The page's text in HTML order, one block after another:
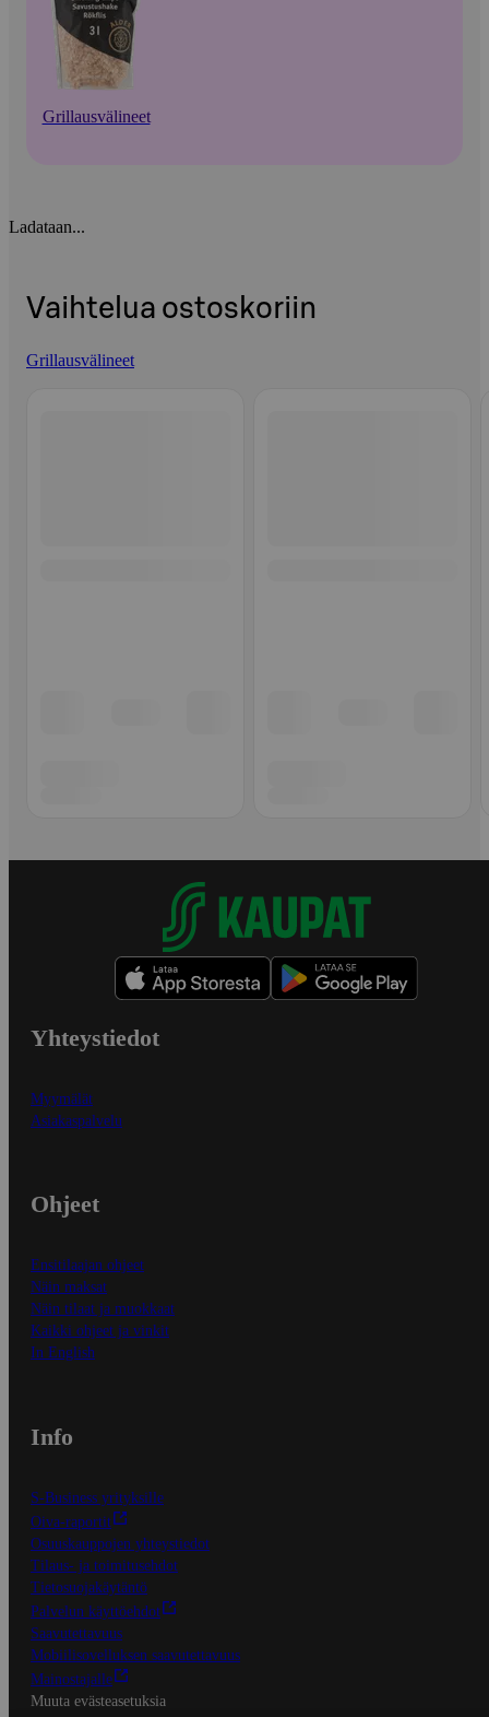
Grillausvälineet
Ladataan...
Vaihtelua ostoskoriin
Grillausvälineet
Yhteystiedot
Myymälät
Asiakaspalvelu
Ohjeet
Ensitilaajan ohjeet
Näin maksat
Näin tilaat ja muokkaat
Kaikki ohjeet ja vinkit
In English
Info
S-Business yrityksille
Oiva-raportit
Osuuskauppojen yhteystiedot
Tilaus- ja toimitusehdot
Tietosuojakäytäntö
Palvelun käyttöehdot
Saavutettavuus
Mobiilisovelluksen saavutettavuus
Mainostajalle
Muuta evästeasetuksia